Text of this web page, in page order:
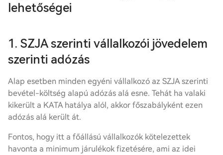
lehetőségei
1. SZJA szerinti vállalkozói jövedelem
szerinti adózás
Alap esetben minden egyéni vállalkozó az SZJA szerinti
bevétel-költség alapú adózás alá esne. Tehát ha valaki
kikerült a KATA hatálya alól, akkor főszabályként ezen
adózás alá került át.
Fontos, hogy itt a főállású vállalkozók kötelezettek
havonta a minimum járulékok fizetésére, ami az idei